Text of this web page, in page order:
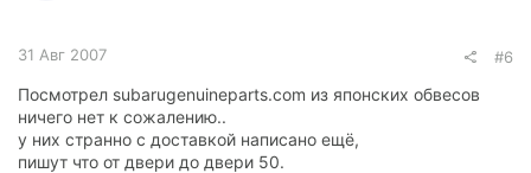
31 Авг 2007 #6
Посмотрел subarugenuineparts.com из японских обвесов
ничего нет к сожалению..
у них странно с доставкой написано ещё,
пишут что от двери до двери 50.